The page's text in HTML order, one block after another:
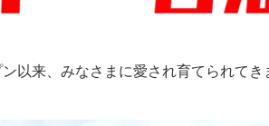
以来、みなさまに愛され育てられてき